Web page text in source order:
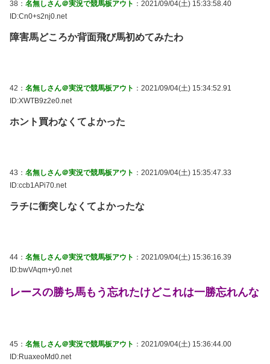
38： 名無しさん＠実況で競馬板アウト ：2021/09/04(土) 15:33:58.40
ID:Cn0+s2nj0.net
障害馬どころか背面飛び馬初めてみたわ
42： 名無しさん＠実況で競馬板アウト ：2021/09/04(土) 15:34:52.91
ID:XWTB9z2e0.net
ホント買わなくてよかった
43： 名無しさん＠実況で競馬板アウト ：2021/09/04(土) 15:35:47.33
ID:ccb1APi70.net
ラチに衝突しなくてよかったな
44： 名無しさん＠実況で競馬板アウト ：2021/09/04(土) 15:36:16.39
ID:bwVAqm+y0.net
レースの勝ち馬もう忘れたけどこれは一勝忘れんな
45： 名無しさん＠実況で競馬板アウト ：2021/09/04(土) 15:36:44.00
ID:RuaxeoMd0.net